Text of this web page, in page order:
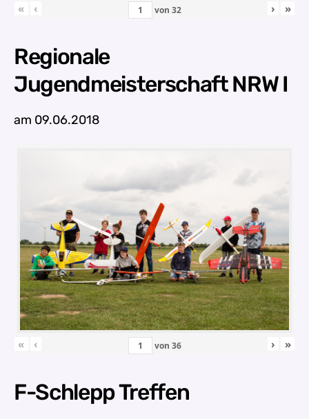
« ‹ von 32 › »
Regionale
Jugendmeisterschaft NRW I
am 09.06.2018
« ‹ von 36 › »
F-Schlepp Treffen